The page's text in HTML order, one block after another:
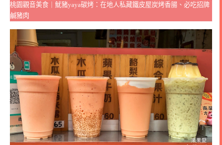
桃園觀音美食｜魷豬yaya碳烤：在地人私藏鐵皮屋炭烤香腸、必吃招牌
鹹豬肉